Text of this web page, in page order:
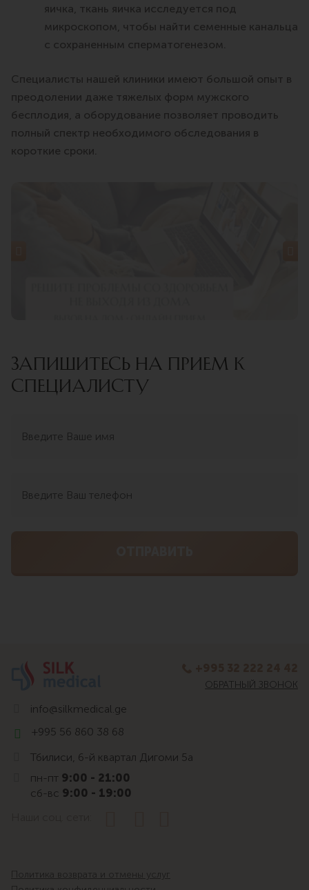
яичка, ткань яичка исследуется под
микроскопом, чтобы найти семенные канальца
с сохраненным сперматогенезом.
Специалисты нашей клиники имеют большой опыт в
преодолении даже тяжелых форм мужского
бесплодия, а оборудование позволяет проводить
полный спектр необходимого обследования в
короткие сроки.
ЗАПИШИТЕСЬ НА ПРИЕМ К
СПЕЦИАЛИСТУ
ОБРАТНЫЙ ЗВОНОК
info@silkmedical.ge
+995 56 860 38 68
Тбилиси, 6-й квартал Дигоми 5а
пн-пт 9:00 - 21:00
сб-вс 9:00 - 19:00
Политика возврата и отмены услуг